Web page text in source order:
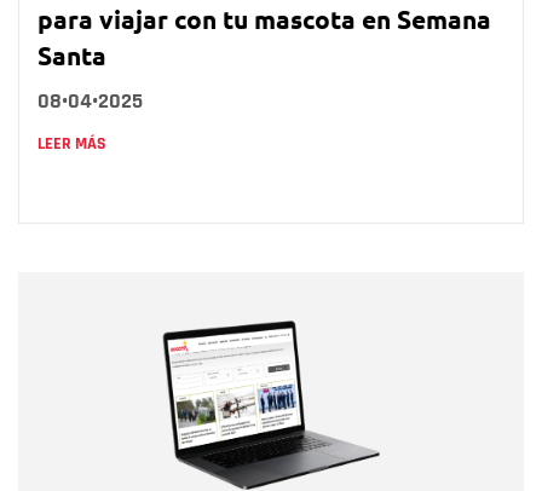
para viajar con tu mascota en Semana
Santa
08•04•2025
LEER MÁS
Correo electrónico
Tipo de comentario